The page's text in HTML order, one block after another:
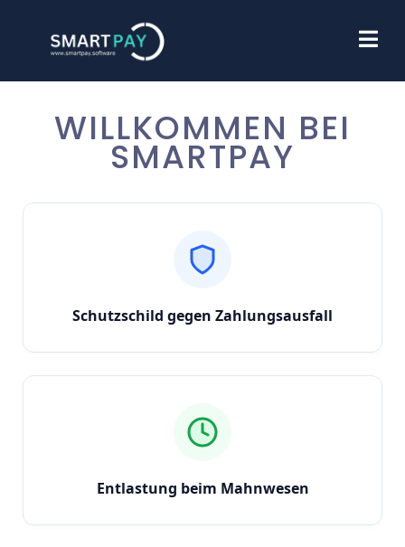
WILLKOMMEN BEI
SMARTPAY
Schutzschild gegen Zahlungsausfall
Entlastung beim Mahnwesen